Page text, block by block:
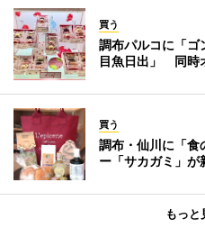
買う
調布パルコに「ゴ
目魚日出」 同時
買う
調布・仙川に「
ー「サカガミ」が
もっと